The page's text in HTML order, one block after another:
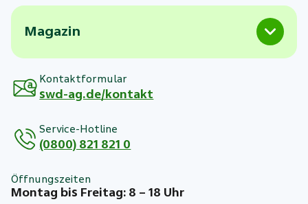
Magazin
Kontaktformular
swd-ag.de/kontakt
Service-Hotline
(0800) 821 821 0
Öffnungszeiten
Montag bis Freitag: 8 – 18 Uhr